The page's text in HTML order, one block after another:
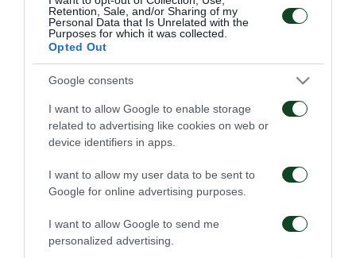
Retention, Sale, and/or Sharing of my
Personal Data that Is Unrelated with the
Purposes for which it was collected.
Opted Out
Google consents
I want to allow Google to enable storage
related to advertising like cookies on web or
device identifiers in apps.
I want to allow my user data to be sent to
Google for online advertising purposes.
I want to allow Google to send me
personalized advertising.
Επιστροφή Τετέι στο «Γ.
Καλαφάτης»
09/08/2026
Τακτική και κυκλοφορία
08/08/2026
Πρώτη προπόνηση για